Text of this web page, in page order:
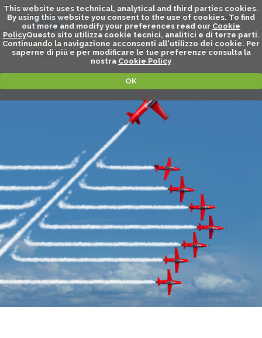
This website uses technical, analytical and third parties cookies.
By using this website you consent to the use of cookies. To find
out more and modify your preferences read our Cookie
PolicyQuesto sito utilizza cookie tecnici, analitici e di terze parti.
Continuando la navigazione acconsenti all'utilizzo dei cookie. Per
saperne di piú e per modificare le tue preferenze consulta la
nostra Cookie Policy
OK
EVENTS